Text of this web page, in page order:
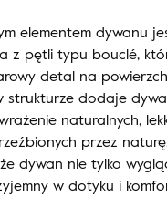
elementem dywanu
z pętli typu bouclé,
detal na
strukturze dodaje
naturalnych,
przez
dywan nie tylko
w dotyku i